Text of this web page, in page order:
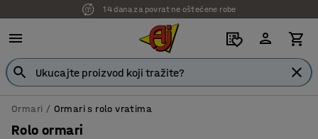
14 dana za povrat ne oštećene robe
Ormari Ormari s rolo vratima
Rolo ormari